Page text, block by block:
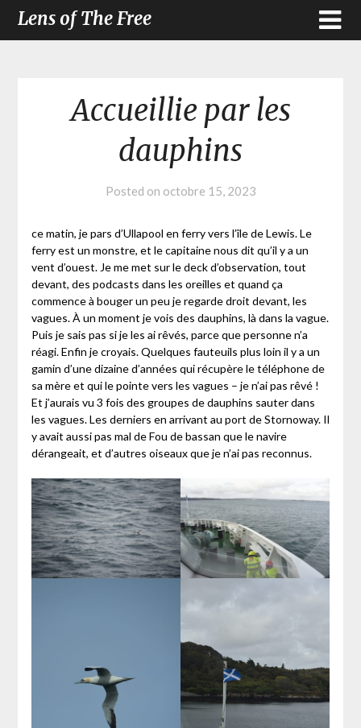
Lens of The Free
Accueillie par les
dauphins
Posted on octobre 15, 2023
ce matin, je pars d’Ullapool en ferry vers l’île de Lewis. Le
ferry est un monstre, et le capitaine nous dit qu’il y a un
vent d’ouest. Je me met sur le deck d’observation, tout
devant, des podcasts dans les oreilles et quand ça
commence à bouger un peu je regarde droit devant, les
vagues. À un moment je vois des dauphins, là dans la vague.
Puis je sais pas si je les ai rêvés, parce que personne n’a
réagi. Enfin je croyais. Quelques fauteuils plus loin il y a un
gamin d’une dizaine d’années qui récupère le téléphone de
sa mère et qui le pointe vers les vagues – je n’ai pas rêvé !
Et j’aurais vu 3 fois des groupes de dauphins sauter dans
les vagues. Les derniers en arrivant au port de Stornoway. Il
y avait aussi pas mal de Fou de bassan que le navire
dérangeait, et d’autres oiseaux que je n’ai pas reconnus.